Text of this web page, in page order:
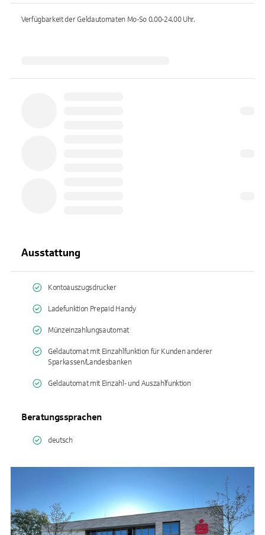
Verfügbarkeit der Geldautomaten Mo-So 0.00-24.00Uhr.
Ausstattung
Kontoauszugsdrucker
Ladefunktion Prepaid Handy
Münzeinzahlungsautomat
Geldautomat mit Einzahlfunktion für Kunden anderer
Sparkassen/Landesbanken
Geldautomat mit Einzahl- und Auszahlfunktion
Beratungssprachen
deutsch